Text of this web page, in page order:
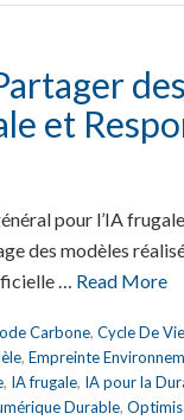
et
pour l’IA
des modèles
… Read More
Carbone, Cycle De
, Empreinte
, IA frugale, IA pour la
Durable,